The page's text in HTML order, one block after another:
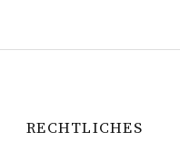
RECHTLICHES